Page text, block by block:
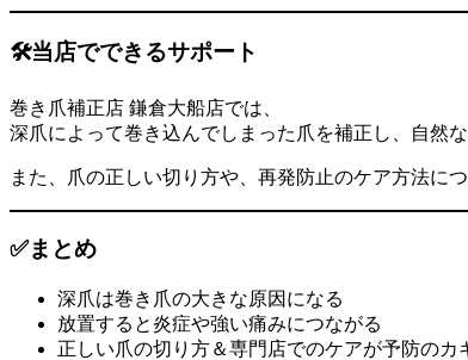
🛠当店でできるサポート
巻き爪補正店 鎌倉大船店では、
深爪によって巻き込んでしまった爪を補正し、自然
また、爪の正しい切り方や、再発防止のケア方法に
✅まとめ
深爪は巻き爪の大きな原因になる
放置すると炎症や強い痛みにつながる
正しい爪の切り方＆専門店でのケアが予防のカ